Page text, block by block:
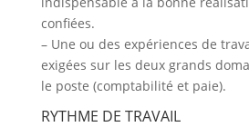
confiées.
– Une ou des expériences de
exigées sur les deux grands
le poste (comptabilité et paie).
RYTHME DE TRAVAIL